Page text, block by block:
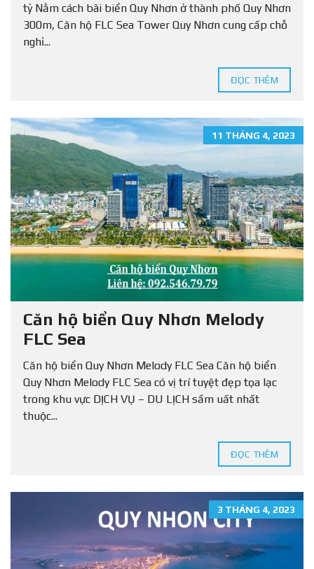
tỷ Nằm cách bãi biển Quy Nhơn ở thành phố Quy Nhơn
300m, Căn hộ FLC Sea Tower Quy Nhơn cung cấp chỗ
nghỉ...
ĐỌC THÊM
11 THÁNG 4, 2023
Căn hộ biển Quy Nhơn Melody
FLC Sea
Căn hộ biển Quy Nhơn Melody FLC Sea Căn hộ biển
Quy Nhơn Melody FLC Sea có vị trí tuyệt đẹp tọa lạc
trong khu vực DỊCH VỤ – DU LỊCH sầm uất nhất
thuộc...
ĐỌC THÊM
3 THÁNG 4, 2023